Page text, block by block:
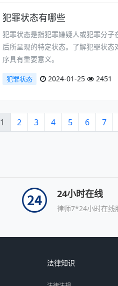
犯罪状态有哪些
犯罪状态是指犯罪嫌疑人或犯罪分
后所呈现的特定状态。了解犯罪状
序具有重要意义。
犯罪状态 2024-01-25 2451
1 2 3 4 5 6 7
24小时在线
律师7*24小时在线
法律知识